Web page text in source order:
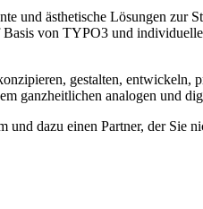
und ästhetische Lösungen zur
von TYPO3 und
gestalten, entwickeln,
ganzheitlichen analogen und
dazu einen Partner, der Sie